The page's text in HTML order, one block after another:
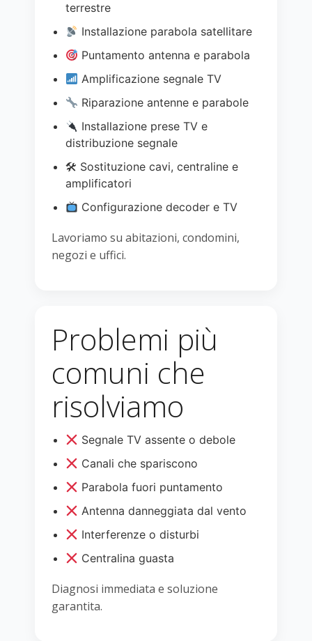
terrestre
Installazione parabola satellitare
Puntamento antenna e parabola
Amplificazione segnale TV
Riparazione antenne e parabole
Installazione prese TV e
distribuzione segnale
🛠 Sostituzione cavi, centraline e
amplificatori
Configurazione decoder e TV
Lavoriamo su abitazioni, condomini,
negozi e uffici.
Problemi più
comuni che
risolviamo
Segnale TV assente o debole
Canali che spariscono
Parabola fuori puntamento
Antenna danneggiata dal vento
Interferenze o disturbi
Centralina guasta
Diagnosi immediata e soluzione
garantita.